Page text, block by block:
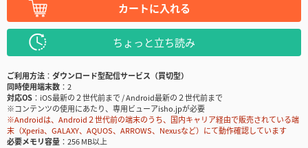
カートに入れる
ちょっと立ち読み
ご利用方法
ダウンロード型配信サービス（買切型）
同時使用端末数
2
対応OS
iOS最新の２世代前まで / Android最新の２世代前まで
※コンテンツの使用にあたり、専用ビューアisho.jpが必要
※Androidは、Android２世代前の端末のうち、国内キャリア経由で販売されている端
末（Xperia、GALAXY、AQUOS、ARROWS、Nexusなど）にて動作確認しています
必要メモリ容量
256 MB以上